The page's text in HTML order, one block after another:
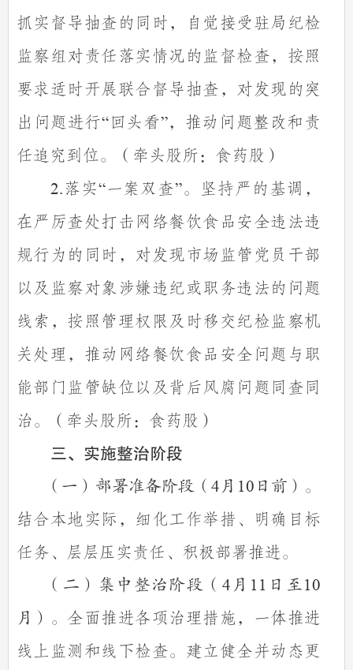
抓实督导抽查的同时，自觉接受驻局纪检
监察组对责任落实情况的监督检查，按照
要求适时开展联合督导抽查，对发现的突
出问题进行“ 回头看”，推动问题整改和责
任追究到位。（牵头股所：食药股）
2.落实“一案双查”。坚持严的基调，
在严厉查处打击网络餐饮食品安全违法违
规行为的同时，对发现市场监管党员干部
以及监察对象涉嫌违纪或职务违法的问题
线索，按照管理权限及时移交纪检监察机
关处理，推动网络餐饮食品安全问题与职
能部门监管缺位以及背后风腐问题同查同
治。（牵头股所：食药股）
三、实施整治阶段
（一）部署准备阶段（4 月 10 日前）。
结合本地实际，细化工作举措、明确目标
任务、层层压实责任、积极部署推进。
（二）集中整治阶段（ 4 月 11 日至10
月）。 全面推进各项治理措施，一体推进
线上监测和线下检查。建立健全并动态更